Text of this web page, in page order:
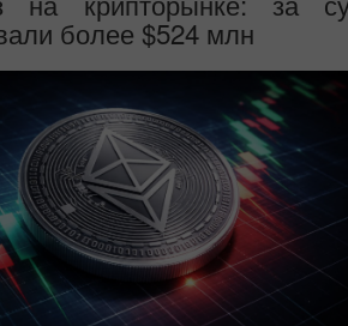
более $524 млн